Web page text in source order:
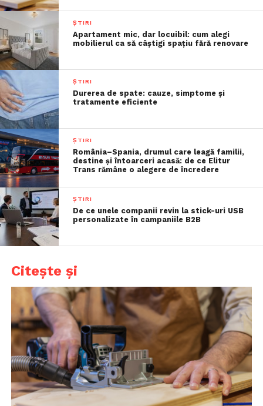
ȘTIRI
Apartament mic, dar locuibil: cum alegi
mobilierul ca să câștigi spațiu fără renovare
ȘTIRI
Durerea de spate: cauze, simptome și
tratamente eficiente
ȘTIRI
România–Spania, drumul care leagă familii,
destine și întoarceri acasă: de ce Elitur
Trans rămâne o alegere de încredere
ȘTIRI
De ce unele companii revin la stick-uri USB
personalizate în campaniile B2B
Citește și